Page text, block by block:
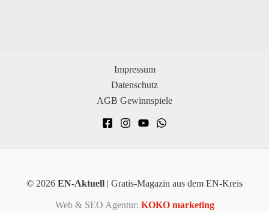
Impressum
Datenschutz
AGB Gewinnspiele
© 2026 EN-Aktuell | Gratis-Magazin aus dem EN-Kreis
Web & SEO Agentur: KOKO marketing